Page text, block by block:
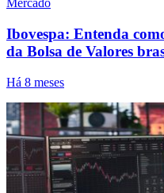
Mercado
Ibovespa: Entenda
da Bolsa de Valores
Há 8 meses